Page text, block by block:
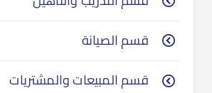
قسم الصيانة
قسم المبيعات والمشتريات